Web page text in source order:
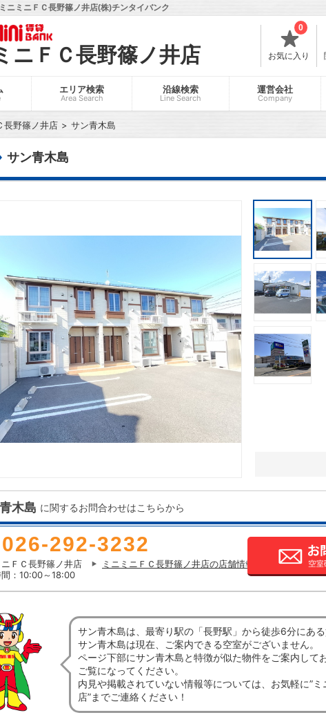
ニミニＦＣ長野篠ノ井店(株)チンタイバンク
ニＦＣ長野篠ノ井店 お気に入り
0
エリア検索
Area Search
沿線検索
Line Search
運営会社
Company
長野篠ノ井店 サン青木島
サン青木島
木島 に関するお問合わせはこちらから
026-292-3232
ニＦＣ長野篠ノ井店
ミニミニＦＣ長野篠ノ井店の店舗情報
：10:00～18:00
サン青木島は、最寄り駅の「長野駅」から徒歩6分にある
サン青木島は現在、ご案内できる空室がございません。
ページ下部にサン青木島と特徴が似た物件をご案内して
ご覧になってください。
内見や掲載されていない情報等については、お気軽に”
店”までご連絡ください！